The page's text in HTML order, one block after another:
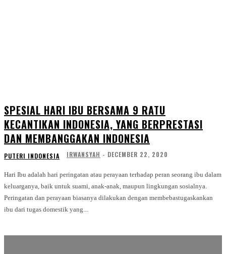
SPESIAL HARI IBU BERSAMA 9 RATU
KECANTIKAN INDONESIA, YANG BERPRESTASI
DAN MEMBANGGAKAN INDONESIA
PUTERI INDONESIA IRWANSYAH - DECEMBER 22, 2020
Hari Ibu adalah hari peringatan atau perayaan terhadap peran seorang ibu dalam
keluarganya, baik untuk suami, anak-anak, maupun lingkungan sosialnya.
Peringatan dan perayaan biasanya dilakukan dengan membebastugaskankan
ibu dari tugas domestik yang...